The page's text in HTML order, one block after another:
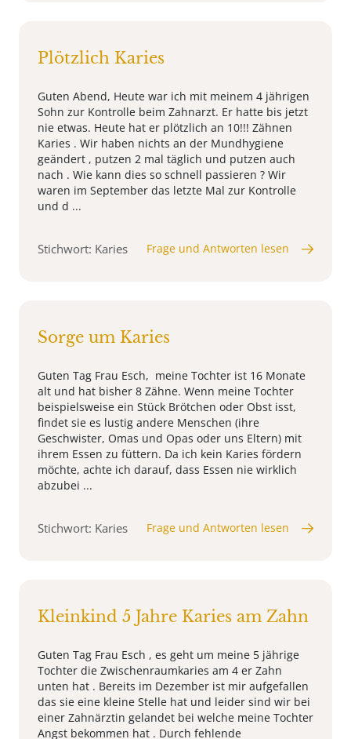
Plötzlich Karies
Guten Abend, Heute war ich mit meinem 4 jährigen
Sohn zur Kontrolle beim Zahnarzt. Er hatte bis jetzt
nie etwas. Heute hat er plötzlich an 10!!! Zähnen
Karies . Wir haben nichts an der Mundhygiene
geändert , putzen 2 mal täglich und putzen auch
nach . Wie kann dies so schnell passieren ? Wir
waren im September das letzte Mal zur Kontrolle
und d ...
Stichwort: Karies Frage und Antworten lesen
Sorge um Karies
Guten Tag Frau Esch, meine Tochter ist 16 Monate
alt und hat bisher 8 Zähne. Wenn meine Tochter
beispielsweise ein Stück Brötchen oder Obst isst,
findet sie es lustig andere Menschen (ihre
Geschwister, Omas und Opas oder uns Eltern) mit
ihrem Essen zu füttern. Da ich kein Karies fördern
möchte, achte ich darauf, dass Essen nie wirklich
abzubei ...
Stichwort: Karies Frage und Antworten lesen
Kleinkind 5 Jahre Karies am Zahn
Guten Tag Frau Esch , es geht um meine 5 jährige
Tochter die Zwischenraumkaries am 4 er Zahn
unten hat . Bereits im Dezember ist mir aufgefallen
das sie eine kleine Stelle hat und leider sind wir bei
einer Zahnärztin gelandet bei welche meine Tochter
Angst bekommen hat . Durch fehlende